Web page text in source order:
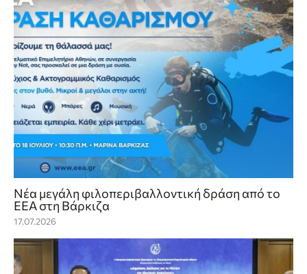
Νέα μεγάλη φιλοπεριβαλλοντική δράση από το
ΕΕΑ στη Βάρκιζα
17.07.2026